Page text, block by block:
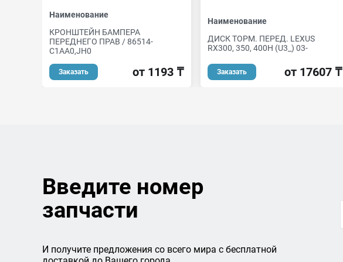
Наименование
КРОНШТЕЙН БАМПЕРА
ПЕРЕДНЕГО ПРАВ / 86514-
C1AA0,JH0
Заказать от 1193 ₸
Наименование
ДИСК ТОРМ. ПЕРЕД. LEXUS
RX300, 350, 400H (U3_) 03-
Заказать от 17607 ₸
Введите номер
запчасти
И получите предложения со всего мира с бесплатной